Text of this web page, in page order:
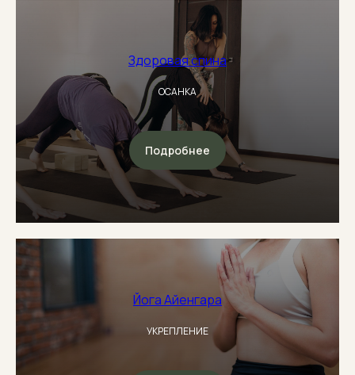
Здоровая спина
ОСАНКА
Подробнее
Йога Айенгара
УКРЕПЛЕНИЕ